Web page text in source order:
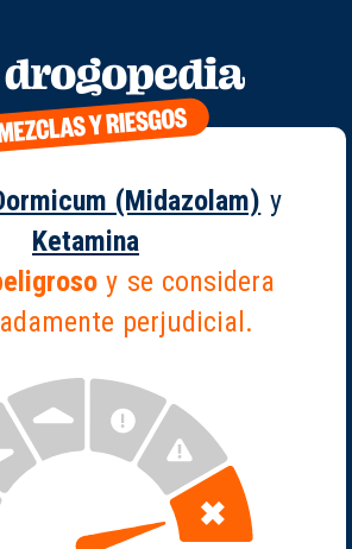
(Midazolam) y
Ketamina
y se considera
perjudicial.